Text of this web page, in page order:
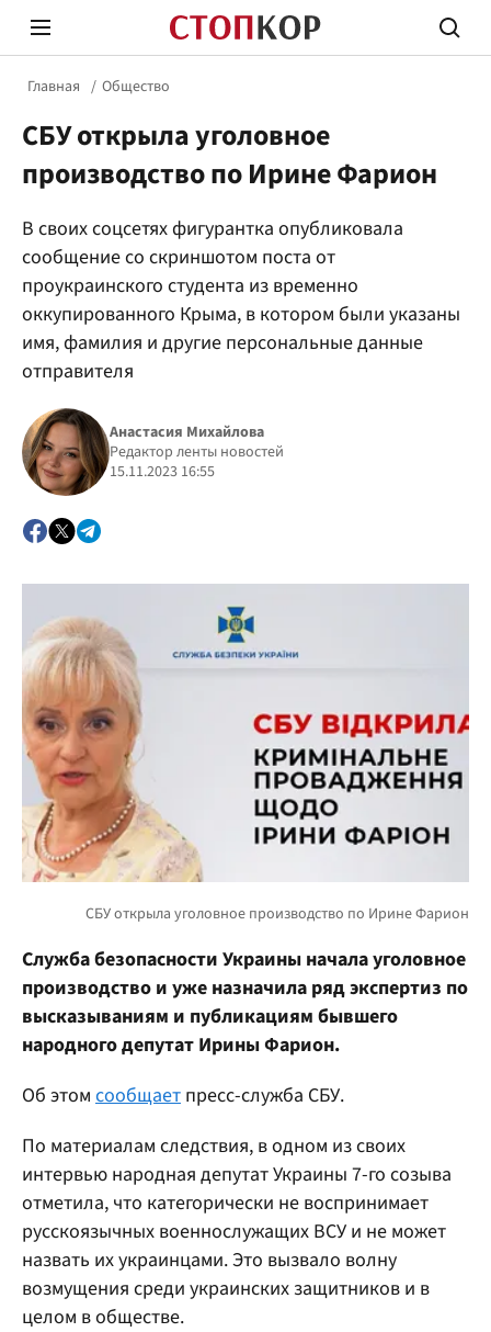
Стоп Политической Коррупции
Политика
Главная Общество
СБУ открыла уголовное
производство по Ирине Фарион
В своих соцсетях фигурантка опубликовала
сообщение со скриншотом поста от
проукраинского студента из временно
оккупированного Крыма, в котором были указаны
имя, фамилия и другие персональные данные
отправителя
Анастасия Михайлова
Редактор ленты новостей
15.11.2023 16:55
Служба безопасности Украины начала уголовное
производство и уже назначила ряд экспертиз по
высказываниям и публикациям бывшего
народного депутат Ирины Фарион.
Об этом сообщает пресс-служба СБУ.
По материалам следствия, в одном из своих
интервью народная депутат Украины 7-го созыва
отметила, что категорически не воспринимает
русскоязычных военнослужащих ВСУ и не может
назвать их украинцами. Это вызвало волну
возмущения среди украинских защитников и в
целом в обществе.